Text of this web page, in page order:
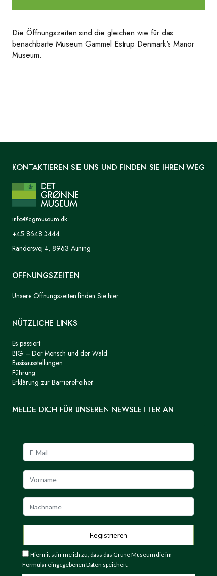
Die Öffnungszeiten sind die gleichen wie für das
benachbarte Museum Gammel Estrup Denmark's Manor
Museum.
KONTAKTIEREN SIE UNS UND FINDEN SIE IHREN WEG
info@dgmuseum.dk
+45 8648 3444
Randersvej 4, 8963 Auning
ÖFFNUNGSZEITEN
Unsere Öffnungszeiten finden Sie hier.
NÜTZLICHE LINKS
Es passiert
BIG – Der Mensch und der Wald
Basisausstellungen
Führung
Erklärung zur Barrierefreiheit
MELDE DICH FÜR UNSEREN NEWSLETTER AN
Hiermit stimme ich zu, dass das Grüne Museum die im
Formular eingegebenen Daten speichert.